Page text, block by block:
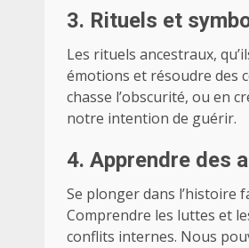
3. Rituels et
Les rituels ancestraux,
émotions et résoudre des
chasse l’obscurité, ou en
notre intention de guérir.
4. Apprendre des
Se plonger dans l’histoire
Comprendre les luttes et
conflits internes. Nous